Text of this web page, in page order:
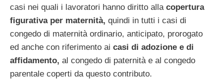
casi nei quali i lavoratori hanno diritto alla copertura
figurativa per maternità, quindi in tutti i casi di
congedo di maternità ordinario, anticipato, prorogato
ed anche con riferimento ai casi di adozione e di
affidamento, al congedo di paternità e al congedo
parentale coperti da questo contributo.